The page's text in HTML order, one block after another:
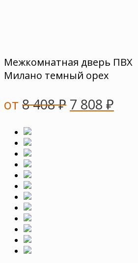
Межкомнатная дверь ПВХ
Милано темный орех
от 8 408₽ 7 808 ₽